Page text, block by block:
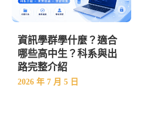
資訊學群學什麼？適合
哪些高中生？科系與出
路完整介紹
2026 年 7 月 5 日